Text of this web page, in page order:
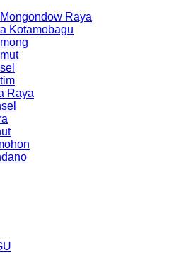
Raya
Kotamobagu
Raya